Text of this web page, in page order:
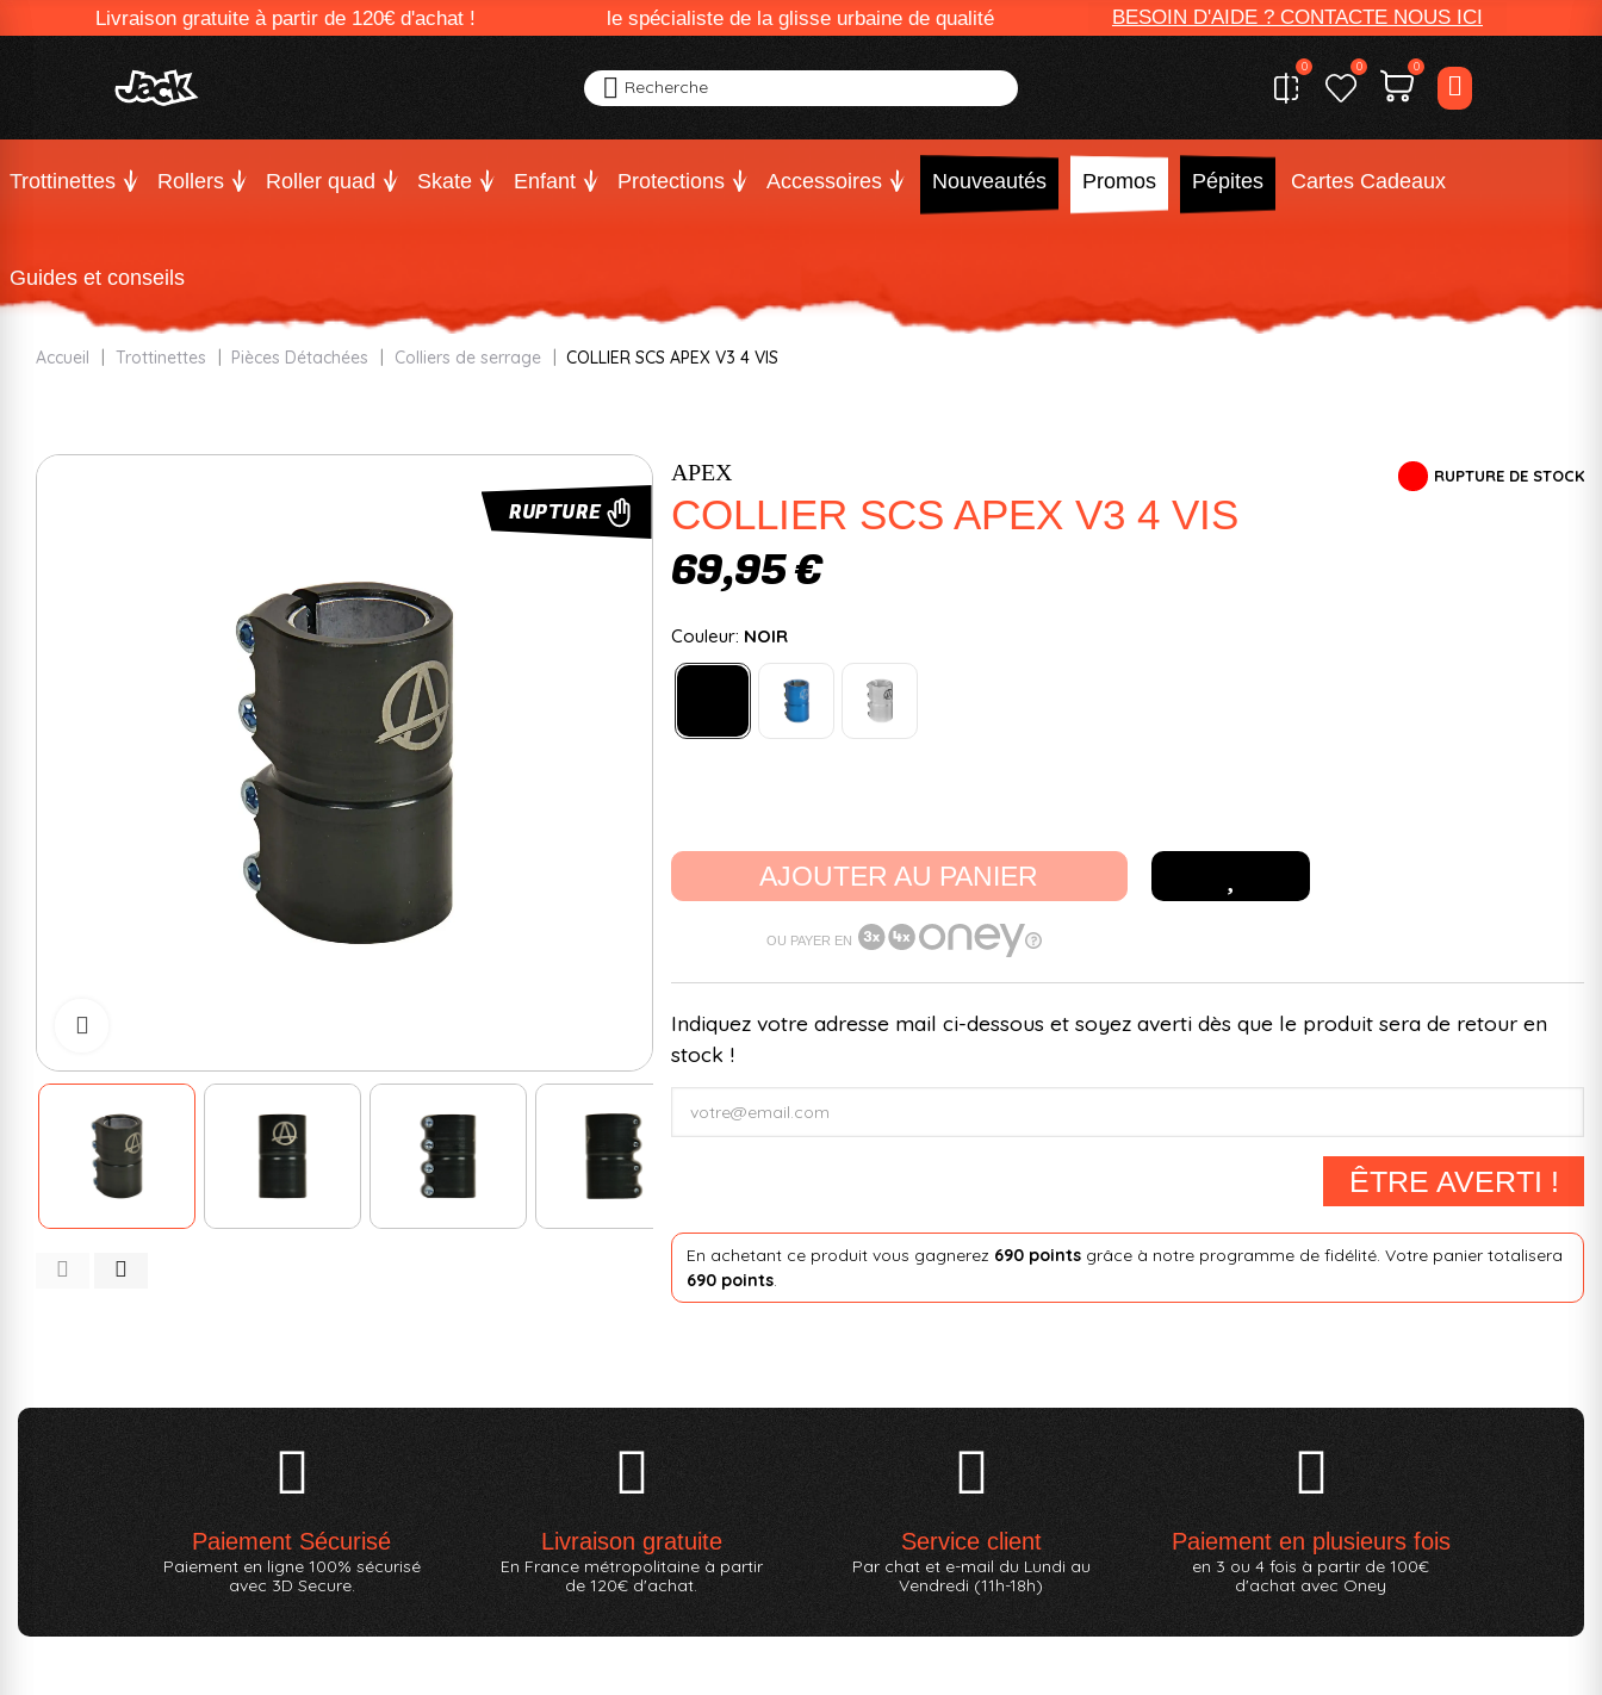
Livraison gratuite à partir de 120€ d'achat ! le spécialiste de la glisse urbaine de qualité BESOIN D'AIDE ? CONTACTE NOUS ICI
Recherche
0 0 0
Trottinettes Rollers Roller quad Skate Enfant Protections Accessoires Nouveautés Promos Pépites Cartes Cadeaux
Guides et conseils
Accueil Trottinettes Pièces Détachées Colliers de serrage COLLIER SCS APEX V3 4 VIS
RUPTURE
RUPTURE DE STOCK
APEX
COLLIER SCS APEX V3 4 VIS
69,95 €
Couleur: NOIR
AJOUTER AU PANIER
OU PAYER EN
Indiquez votre adresse mail ci-dessous et soyez averti dès que le produit sera de retour en
stock !
ÊTRE AVERTI !
En achetant ce produit vous gagnerez 690 points grâce à notre programme de fidélité. Votre panier totalisera
690 points.
Paiement Sécurisé
Paiement en ligne 100% sécurisé
avec 3D Secure.
Livraison gratuite
En France métropolitaine à partir
de 120€ d'achat.
Service client
Par chat et e-mail du Lundi au
Vendredi (11h-18h)
Paiement en plusieurs fois
en 3 ou 4 fois à partir de 100€
d'achat avec Oney